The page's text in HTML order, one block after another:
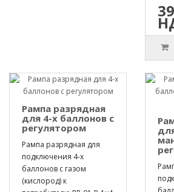
Рампа разрядная
для 4-х баллонов с
регулятором
Рампа разрядная для
подключения 4-х
баллонов с газом
(кислород) к